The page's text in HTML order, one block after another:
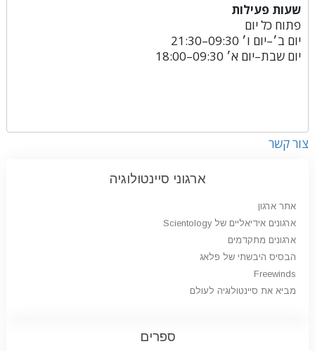
שעות פעילות
פתוח כל יום
יום ב׳–יום ו׳ 09:30–21:30
יום שבת–יום א׳ 09:30–18:00
צור קשר
ארגוני סיינטולוגיה
אתר ארגון
ארגונים אידיאליים של Scientology
ארגונים מתקדמים
הבסיס היבשתי של פלאג
Freewinds
מביא את סיינטולוגיה לעולם
ספרים